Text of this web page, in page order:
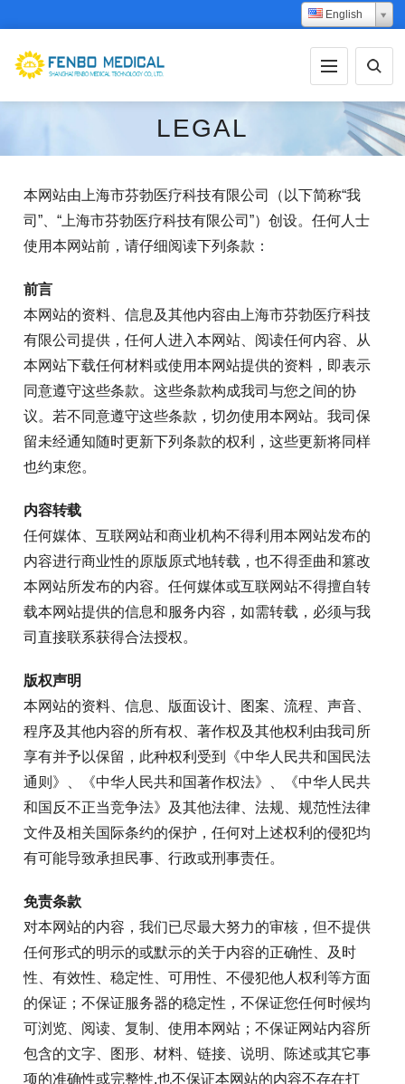
English
LEGAL
本网站由上海市芬勃医疗科技有限公司（以下简称“我
司”、“上海市芬勃医疗科技有限公司”）创设。任何人士
使用本网站前，请仔细阅读下列条款：
前言
本网站的资料、信息及其他内容由上海市芬勃医疗科技
有限公司提供，任何人进入本网站、阅读任何内容、从
本网站下载任何材料或使用本网站提供的资料，即表示
同意遵守这些条款。这些条款构成我司与您之间的协
议。若不同意遵守这些条款，切勿使用本网站。我司保
留未经通知随时更新下列条款的权利，这些更新将同样
也约束您。
内容转载
任何媒体、互联网站和商业机构不得利用本网站发布的
内容进行商业性的原版原式地转载，也不得歪曲和篡改
本网站所发布的内容。任何媒体或互联网站不得擅自转
载本网站提供的信息和服务内容，如需转载，必须与我
司直接联系获得合法授权。
版权声明
本网站的资料、信息、版面设计、图案、流程、声音、
程序及其他内容的所有权、著作权及其他权利由我司所
享有并予以保留，此种权利受到《中华人民共和国民法
通则》、《中华人民共和国著作权法》、《中华人民共
和国反不正当竞争法》及其他法律、法规、规范性法律
文件及相关国际条约的保护，任何对上述权利的侵犯均
有可能导致承担民事、行政或刑事责任。
免责条款
对本网站的内容，我们已尽最大努力的审核，但不提供
任何形式的明示的或默示的关于内容的正确性、及时
性、有效性、稳定性、可用性、不侵犯他人权利等方面
的保证；不保证服务器的稳定性，不保证您任何时候均
可浏览、阅读、复制、使用本网站；不保证网站内容所
包含的文字、图形、材料、链接、说明、陈述或其它事
项的准确性或完整性,也不保证本网站的内容不存在打